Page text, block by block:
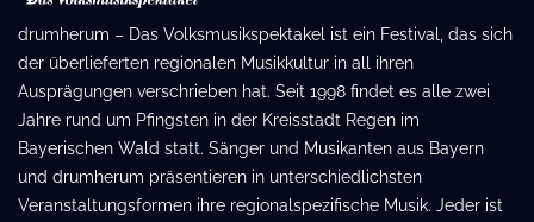
drumherum – Das Volksmusikspektakel ist ein Festival, das sich
der überlieferten regionalen Musikkultur in all ihren
Ausprägungen verschrieben hat. Seit 1998 findet es alle zwei
Jahre rund um Pfingsten in der Kreisstadt Regen im
Bayerischen Wald statt. Sänger und Musikanten aus Bayern
und drumherum präsentieren in unterschiedlichsten
Veranstaltungsformen ihre regionalspezifische Musik. Jeder ist